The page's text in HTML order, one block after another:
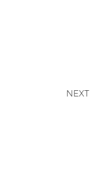
NEXT